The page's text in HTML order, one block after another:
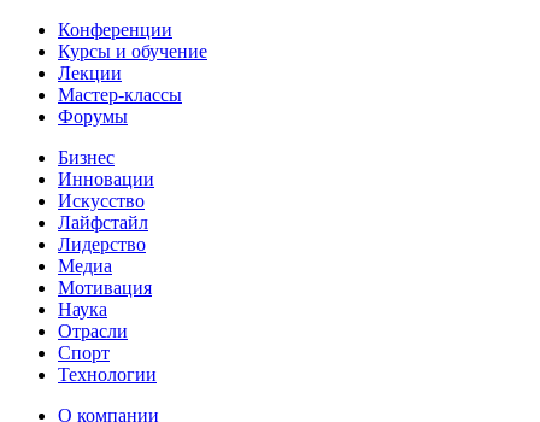
Конференции
Курсы и обучение
Лекции
Мастер-классы
Форумы
Бизнес
Инновации
Искусство
Лайфстайл
Лидерство
Медиа
Мотивация
Наука
Отрасли
Спорт
Технологии
О компании